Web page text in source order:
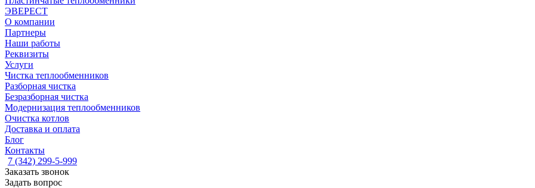
ЭВЕРЕСТ
О компании
Партнеры
Наши работы
Реквизиты
Услуги
Чистка теплообменников
Разборная чистка
Безразборная чистка
Модернизация теплообменников
Очистка котлов
Доставка и оплата
Блог
Контакты
7 (342) 299-5-999
Заказать звонок
Задать вопрос